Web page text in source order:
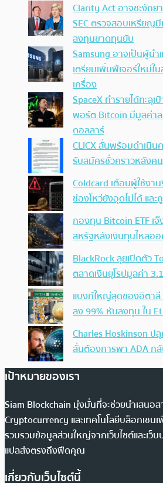
Clarity Act อาจชะงักย
SEC ตรวจสอบเหรียญ
ลงทุนขาดทุนยับ
Samsung อาจเป็นผู้น
เตรียมเพิ่มฟีเจอร์ใหม่ใ
เครื่อง
SpaceX ทำรายได้ทะลุ
พอร์ต Bitcoin มีมูลค่า
ดอลลาร์
CLICX ลั่นพร้อมดำเนิ
รับสมัครชั่วคราวหลังค
Coldcard เตือนผู้ใช้ง
ช่องโหว่ยังอุดไม่ได้ และ
กองทุน Bitcoin ETF เจ๊
สหรัฐหลังเงินทุนไหลอ
BlackRock ลุยเปิดตัว
ตลาดเงินยุโรปมูลค่า
แบงก์ใหญ่สุดของอิตาลี
ลง 99% หันลงทุน ใน
Charles Hoskinson
ลั่นต้องการพา ADA ก
เป้าหมายของเรา
Siam Blockchain มุ่งมั่นที่จะช่วยนำเสนอส
Cryptocurrency และเทคโนโลยีบล็อกเชน
รวบรวมข้อมูลส่วนใหญ่จากเว็บไซต์และเว็
แปลส่งตรงถึงฟีดคุณ
เกี่ยวกับเว็บไซต์นี้